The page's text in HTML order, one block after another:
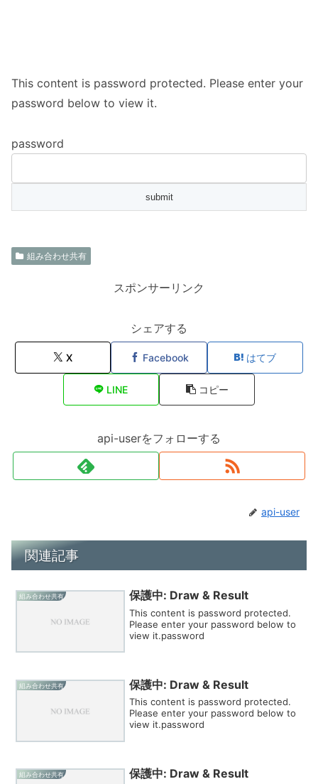
This content is password protected. Please enter your
password below to view it.
password
組み合わせ共有
スポンサーリンク
シェアする
X Facebook はてブ
LINE コピー
api-userをフォローする
api-user
関連記事
組み合わせ共有 保護中: Draw & Result
This content is password protected.
Please enter your password below to
view it.password
組み合わせ共有 保護中: Draw & Result
This content is password protected.
Please enter your password below to
view it.password
組み合わせ共有 保護中: Draw & Result